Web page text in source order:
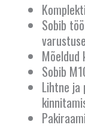
Sobib
Mõeldud
Sobib
Lihtne ja